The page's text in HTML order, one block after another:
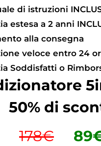
di istruzioni
estesa a 2 anni
alla consegna
veloce entro 24
Soddisfatti o
50% di
178€